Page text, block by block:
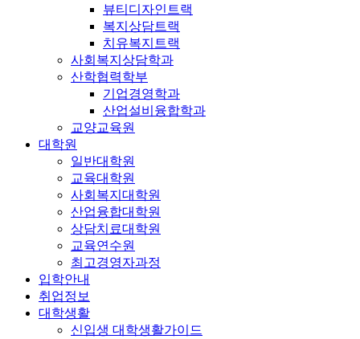
뷰티디자인트랙
복지상담트랙
치유복지트랙
사회복지상담학과
산학협력학부
기업경영학과
산업설비융합학과
교양교육원
대학원
일반대학원
교육대학원
사회복지대학원
산업융합대학원
상담치료대학원
교육연수원
최고경영자과정
입학안내
취업정보
대학생활
신입생 대학생활가이드